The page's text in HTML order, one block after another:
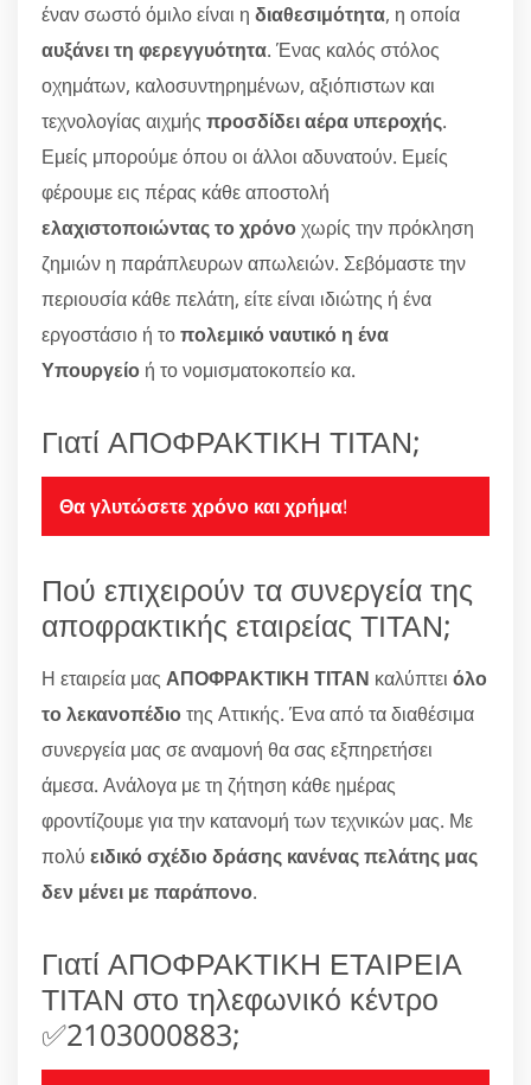
έναν σωστό όμιλο είναι η διαθεσιμότητα, η οποία
αυξάνει τη φερεγγυότητα. Ένας καλός στόλος
οχημάτων, καλοσυντηρημένων, αξιόπιστων και
τεχνολογίας αιχμής προσδίδει αέρα υπεροχής.
Εμείς μπορούμε όπου οι άλλοι αδυνατούν. Εμείς
φέρουμε εις πέρας κάθε αποστολή
ελαχιστοποιώντας το χρόνοχωρίς την πρόκληση
ζημιών η παράπλευρων απωλειών. Σεβόμαστε την
περιουσία κάθε πελάτη, είτε είναι ιδιώτης ή ένα
εργοστάσιο ή τοπολεμικό ναυτικό η ένα
Υπουργείο ή το νομισματοκοπείο κα.
Γιατί ΑΠΟΦΡΑΚΤΙΚΗ ΤΙΤΑΝ;
Θα γλυτώσετε χρόνο και χρήμα!
Πού επιχειρούν τα συνεργεία της
αποφρακτικής εταιρείας ΤΙΤΑΝ;
Η εταιρεία μας ΑΠΟΦΡΑΚΤΙΚΗ ΤΙΤΑΝ καλύπτει όλο
το λεκανοπέδιοτης Αττικής. Ένα από τα διαθέσιμα
συνεργεία μας σε αναμονή θα σας εξπηρετήσει
άμεσα. Ανάλογα με τη ζήτηση κάθε ημέρας
φροντίζουμε για την κατανομή των τεχνικών μας. Με
πολύ ειδικό σχέδιο δράσης κανένας πελάτης μας
δεν μένει με παράπονο.
Γιατί ΑΠΟΦΡΑΚΤΙΚΗ ΕΤΑΙΡΕΙΑ
ΤΙΤΑΝ στο τηλεφωνικό κέντρο
✅2103000883;